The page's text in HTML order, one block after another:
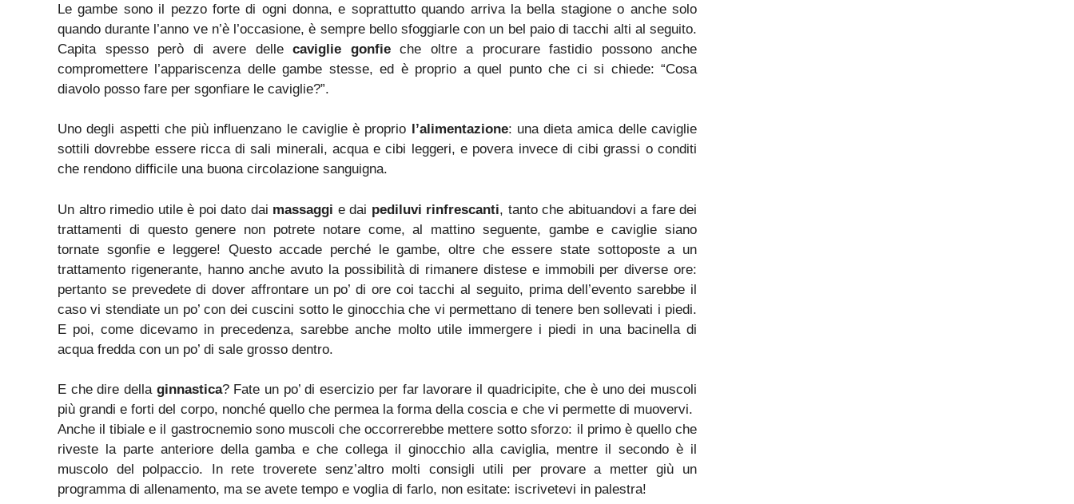
Le gambe sono il pezzo forte di ogni donna, e soprattutto quando arriva la bella stagione o anche solo
quando durante l’anno ve n’è l’occasione, è sempre bello sfoggiarle con un bel paio di tacchi alti al seguito.
Capita spesso però di avere delle caviglie gonfieche oltre a procurare fastidio possono anche
compromettere l’appariscenza delle gambe stesse, ed è proprio a quel punto che ci si chiede: “Cosa
diavolo posso fare per sgonfiare le caviglie?”.
Uno degli aspetti che più influenzano le caviglie è proprio l’alimentazione: una dieta amica delle caviglie
sottili dovrebbe essere ricca di sali minerali, acqua e cibi leggeri, e povera invece di cibi grassi o conditi
che rendono difficile una buona circolazione sanguigna.
Un altro rimedio utile è poi dato dai massaggi e dai pediluvi rinfrescanti, tanto che abituandovi a fare dei
trattamenti di questo genere non potrete notare come, al mattino seguente, gambe e caviglie siano
tornate sgonfie e leggere! Questo accade perché le gambe, oltre che essere state sottoposte a un
trattamento rigenerante, hanno anche avuto la possibilità di rimanere distese e immobili per diverse ore:
pertanto se prevedete di dover affrontare un po’ di ore coi tacchi al seguito, prima dell’evento sarebbe il
caso vi stendiate un po’ con dei cuscini sotto le ginocchia che vi permettano di tenere ben sollevati i piedi.
E poi, come dicevamo in precedenza, sarebbe anche molto utile immergere i piedi in una bacinella di
acqua fredda con un po’ di sale grosso dentro.
E che dire della ginnastica? Fate un po’ di esercizio per far lavorare il quadricipite, che è uno dei muscoli
più grandi e forti del corpo, nonché quello che permea la forma della coscia e che vi permette di muovervi.
Anche il tibiale e il gastrocnemio sono muscoli che occorrerebbe mettere sotto sforzo: il primo è quello che
riveste la parte anteriore della gamba e che collega il ginocchio alla caviglia, mentre il secondo è il
muscolo del polpaccio. In rete troverete senz’altro molti consigli utili per provare a metter giù un
programma di allenamento, ma se avete tempo e voglia di farlo, non esitate: iscrivetevi in palestra!